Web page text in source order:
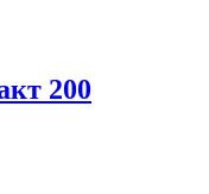
200